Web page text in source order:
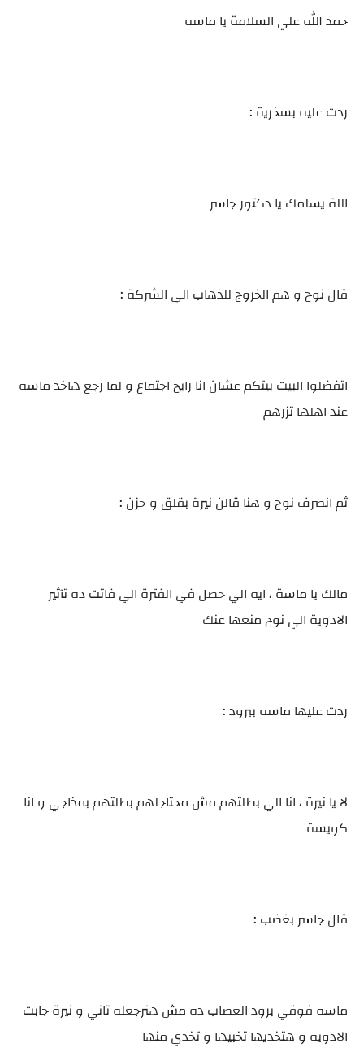
حمد الله علي السلامة يا ماسه
ردت عليه بسخرية :
اللة يسلمك يا دكتور جاسر
قال نوح و هم الخروج للذهاب الي الشركة :
اتفضلوا البيت بيتكم عشان انا رايح اجتماع و لما رجع هاخد ماسه
عند اهلها تزرهم
ثم انصرف نوح و هنا قالن نيرة بقلق و حزن :
مالك يا ماسة ، ايه الي حصل في الفترة الي فاتت ده تآثير
الادوية الي نوح منعها عنك
ردت عليها ماسه ببرود :
لا يا نيرة ، انا الي بطلتهم مش محتاجلهم بطلتهم بمذاجي و انا
كويسة
قال جاسر بغضب :
ماسه فوقي برود العصاب ده مش هنرجعله تاني و نيرة جابت
الادويه و هتخديها تخبيها و تخدي منها